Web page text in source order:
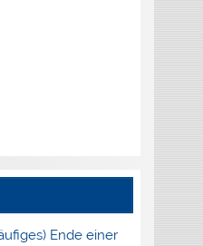
Ende einer